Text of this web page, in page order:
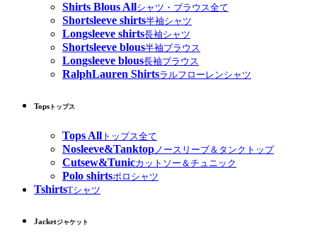
Shirts Blous Allシャツ・ブラウス全て
Shortsleeve shirts半袖シャツ
Longsleeve shirts長袖シャツ
Shortsleeve blous半袖ブラウス
Longsleeve blous長袖ブラウス
RalphLauren Shirtsラルフローレンシャツ
Tops トップス
Tops All トップス全て
Nosleeve&Tanktopノースリーブ＆タンクトップ
Cutsew&Tunicカットソー＆チュニック
Polo shirtsポロシャツ
TshirtsTシャツ
Jacketジャケット